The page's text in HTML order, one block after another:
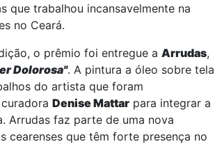
que trabalhou incansavelmente na
no Ceará.
o prêmio foi entregue a Arrudas,
Dolorosa". A pintura a óleo sobre tela
do artista que foram
Denise Mattar para integrar a
Arrudas faz parte de uma nova
cearenses que têm forte presença no